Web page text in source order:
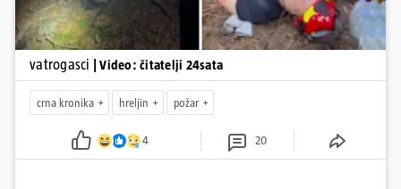
vatrogasci | Video: čitatelji 24sata
crna kronika hreljin požar
4 20